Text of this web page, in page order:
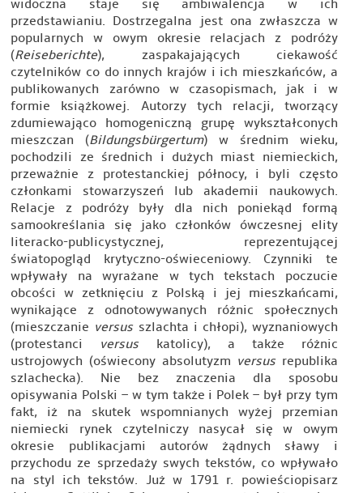
widoczna staje się ambiwalencja w ich
przedstawianiu. Dostrzegalna jest ona zwłaszcza w
popularnych w owym okresie relacjach z podróży
(Reiseberichte), zaspakajających ciekawość
czytelników co do innych krajów i ich mieszkańców, a
publikowanych zarówno w czasopismach, jak i w
formie książkowej. Autorzy tych relacji, tworzący
zdumiewająco homogeniczną grupę wykształconych
mieszczan (Bildungsbürgertum) w średnim wieku,
pochodzili ze średnich i dużych miast niemieckich,
przeważnie z protestanckiej północy, i byli często
członkami stowarzyszeń lub akademii naukowych.
Relacje z podróży były dla nich poniekąd formą
samookreślania się jako członków ówczesnej elity
literacko-publicystycznej, reprezentującej
światopogląd krytyczno-oświeceniowy. Czynniki te
wpływały na wyrażane w tych tekstach poczucie
obcości w zetknięciu z Polską i jej mieszkańcami,
wynikające z odnotowywanych różnic społecznych
(mieszczanie versusszlachta i chłopi), wyznaniowych
(protestanci versuskatolicy), a także różnic
ustrojowych (oświecony absolutyzm versusrepublika
szlachecka). Nie bez znaczenia dla sposobu
opisywania Polski – w tym także i Polek – był przy tym
fakt, iż na skutek wspomnianych wyżej przemian
niemiecki rynek czytelniczy nasycał się w owym
okresie publikacjami autorów żądnych sławy i
przychodu ze sprzedaży swych tekstów, co wpływało
na styl ich tekstów. Już w 1791 r. powieściopisarz